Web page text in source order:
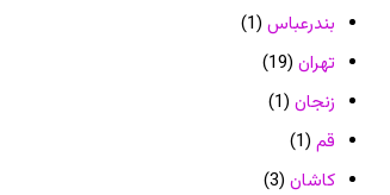
بندرعباس (1)
تهران (19)
زنجان (1)
قم (1)
کاشان (3)